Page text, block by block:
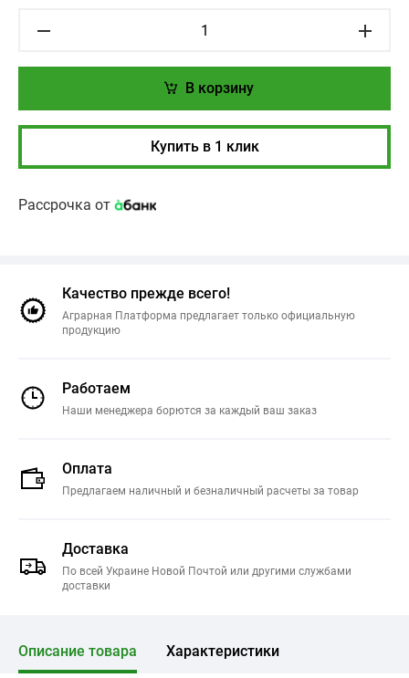
В корзину
Купить в 1 клик
Рассрочка от
Качество прежде всего!
Аграрная Платформа предлагает только официальную
продукцию
Работаем
Наши менеджера борются за каждый ваш заказ
Оплата
Предлагаем наличный и безналичный расчеты за товар
Доставка
По всей Украине Новой Почтой или другими службами
доставки
Описание товара Характеристики